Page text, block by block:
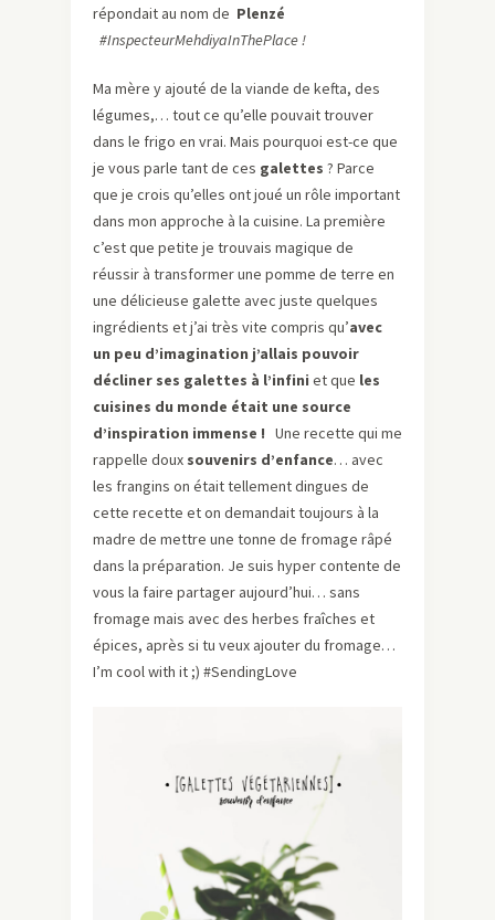
répondait au nom de Plenzé
#InspecteurMehdiyaInThePlace !
Ma mère y ajouté de la viande de kefta, des
légumes,… tout ce qu’elle pouvait trouver
dans le frigo en vrai. Mais pourquoi est-ce que
je vous parle tant de ces galettes ? Parce
que je crois qu’elles ont joué un rôle important
dans mon approche à la cuisine. La première
c’est que petite je trouvais magique de
réussir à transformer une pomme de terre en
une délicieuse galette avec juste quelques
ingrédients et j’ai très vite compris qu’avec
un peu d’imagination j’allais pouvoir
décliner ses galettes à l’infini et que les
cuisines du monde était une source
d’inspiration immense ! Une recette qui me
rappelle doux souvenirs d’enfance… avec
les frangins on était tellement dingues de
cette recette et on demandait toujours à la
madre de mettre une tonne de fromage râpé
dans la préparation. Je suis hyper contente de
vous la faire partager aujourd’hui… sans
fromage mais avec des herbes fraîches et
épices, après si tu veux ajouter du fromage…
I’m cool with it ;) #SendingLove